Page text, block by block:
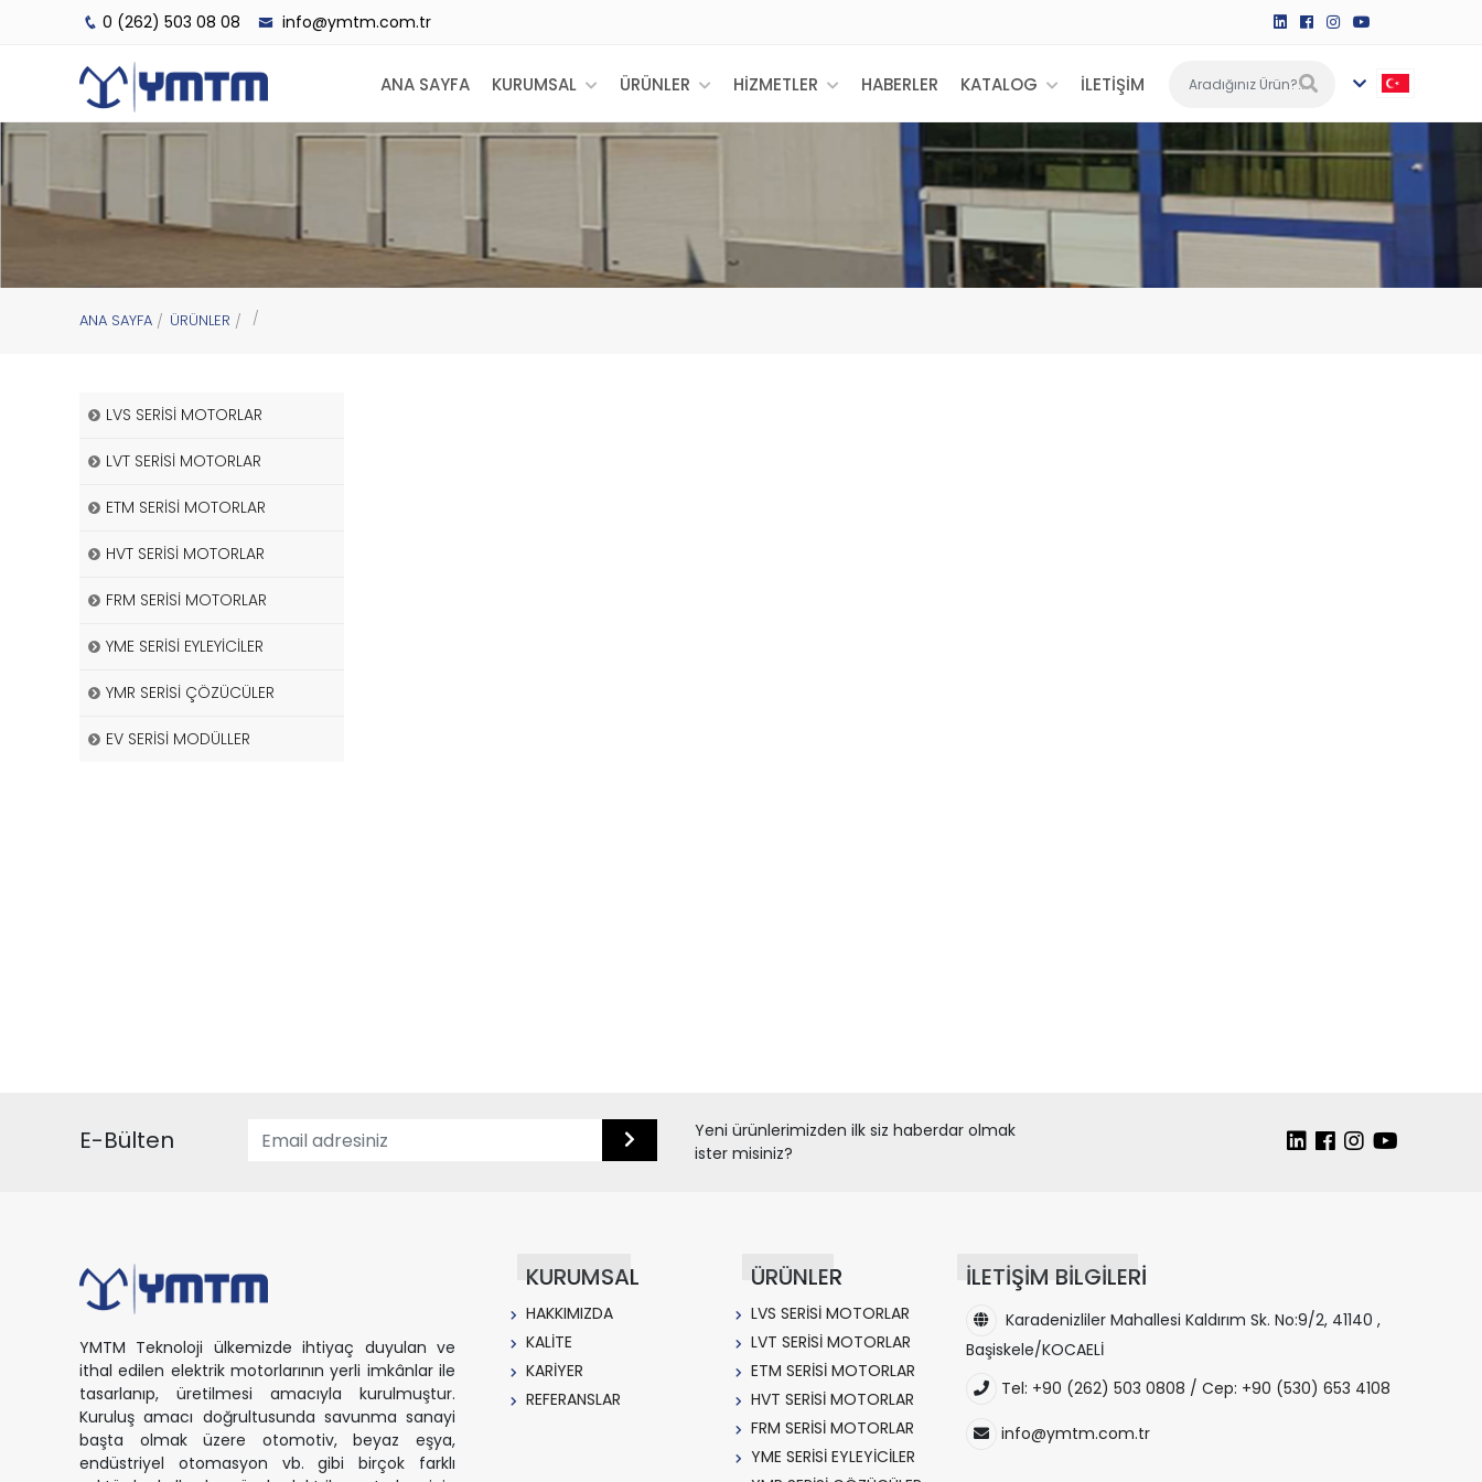
0 (262) 503 08 08 info@ymtm.com.tr
ANA SAYFA KURUMSAL ÜRÜNLER HİZMETLER HABERLER KATALOG İLETİŞİM
ANA SAYFA ÜRÜNLER
LVS SERİSİ MOTORLAR
LVT SERİSİ MOTORLAR
ETM SERİSİ MOTORLAR
HVT SERİSİ MOTORLAR
FRM SERİSİ MOTORLAR
YME SERİSİ EYLEYİCİLER
YMR SERİSİ ÇÖZÜCÜLER
EV SERİSİ MODÜLLER
E-Bülten
Yeni ürünlerimizden ilk siz haberdar olmak
ister misiniz?
YMTM Teknoloji ülkemizde ihtiyaç duyulan ve
ithal edilen elektrik motorlarının yerli imkânlar ile
tasarlanıp, üretilmesi amacıyla kurulmuştur.
Kuruluş amacı doğrultusunda savunma sanayi
başta olmak üzere otomotiv, beyaz eşya,
endüstriyel otomasyon vb. gibi birçok farklı
KURUMSAL
HAKKIMIZDA
KALİTE
KARİYER
REFERANSLAR
ÜRÜNLER
LVS SERİSİ MOTORLAR
LVT SERİSİ MOTORLAR
ETM SERİSİ MOTORLAR
HVT SERİSİ MOTORLAR
FRM SERİSİ MOTORLAR
YME SERİSİ EYLEYİCİLER
İLETİŞİM BİLGİLERİ
Karadenizliler Mahallesi Kaldırım Sk. No:9/2, 41140 ,
Başiskele/KOCAELİ
Tel: +90 (262) 503 0808 / Cep: +90 (530) 653 4108
info@ymtm.com.tr